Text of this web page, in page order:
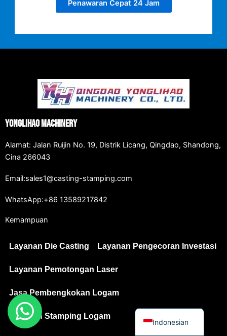
Penawaran Cepat 24 Jam
Yonglihao Machinery
Alamat: Jalan Ruijin No. 19, Distrik Licang, Qingdao, Shandong,
Cina 266043
Email:sales1@casting-stamping.com
WhatsApp:+86 13589217842
Kemampuan
Layanan Die Casting Layanan Pengecoran Investasi
Layanan Pemotongan Laser
Jasa Pembengkokan Logam
Layanan Stamping Logam
Indonesian